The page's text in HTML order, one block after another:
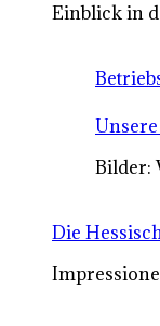
Einblick in
Bilder:
Die